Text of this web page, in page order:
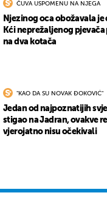
ČUVA USPOMENU NA NJEGA
Njezinog oca obožavala
Kći neprežaljenog
na dva kotača
"KAO DA SU NOVAK ĐOKOVIĆ"
Jedan od najpoznatijih
stigao na Jadran, ovakve
vjerojatno nisu očekivali